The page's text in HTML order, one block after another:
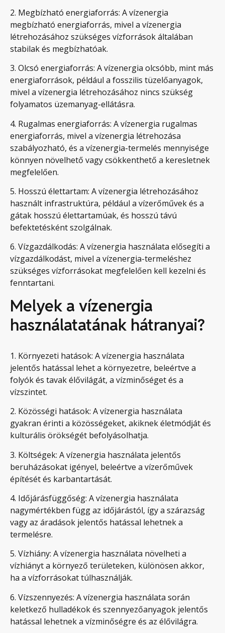
2. Megbízható energiaforrás: A vízenergia
megbízható energiaforrás, mivel a vízenergia
létrehozásához szükséges vízforrások általában
stabilak és megbízhatóak.
3. Olcsó energiaforrás: A vízenergia olcsóbb, mint más
energiaforrások, például a fosszilis tüzelőanyagok,
mivel a vízenergia létrehozásához nincs szükség
folyamatos üzemanyag-ellátásra.
4. Rugalmas energiaforrás: A vízenergia rugalmas
energiaforrás, mivel a vízenergia létrehozása
szabályozható, és a vízenergia-termelés mennyisége
könnyen növelhető vagy csökkenthető a keresletnek
megfelelően.
5. Hosszú élettartam: A vízenergia létrehozásához
használt infrastruktúra, például a vízerőművek és a
gátak hosszú élettartamúak, és hosszú távú
befektetésként szolgálnak.
6. Vízgazdálkodás: A vízenergia használata elősegíti a
vízgazdálkodást, mivel a vízenergia-termeléshez
szükséges vízforrásokat megfelelően kell kezelni és
fenntartani.
Melyek a vízenergia
használatatának hátranyai?
1. Környezeti hatások: A vízenergia használata
jelentős hatással lehet a környezetre, beleértve a
folyók és tavak élővilágát, a vízminőséget és a
vízszintet.
2. Közösségi hatások: A vízenergia használata
gyakran érinti a közösségeket, akiknek életmódját és
kulturális örökségét befolyásolhatja.
3. Költségek: A vízenergia használata jelentős
beruházásokat igényel, beleértve a vízerőművek
építését és karbantartását.
4. Időjárásfüggőség: A vízenergia használata
nagymértékben függ az időjárástól, így a szárazság
vagy az áradások jelentős hatással lehetnek a
termelésre.
5. Vízhiány: A vízenergia használata növelheti a
vízhiányt a környező területeken, különösen akkor,
ha a vízforrásokat túlhasználják.
6. Vízszennyezés: A vízenergia használata során
keletkező hulladékok és szennyezőanyagok jelentős
hatással lehetnek a vízminőségre és az élővilágra.